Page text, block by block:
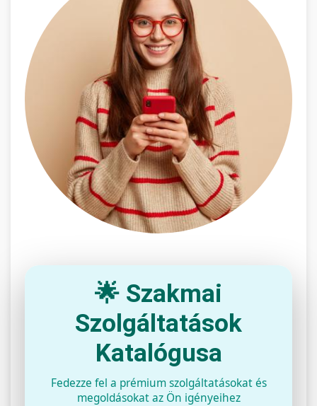
🌟 Szakmai
Szolgáltatások
Katalógusa
Fedezze fel a prémium szolgáltatásokat és
megoldásokat az Ön igényeihez